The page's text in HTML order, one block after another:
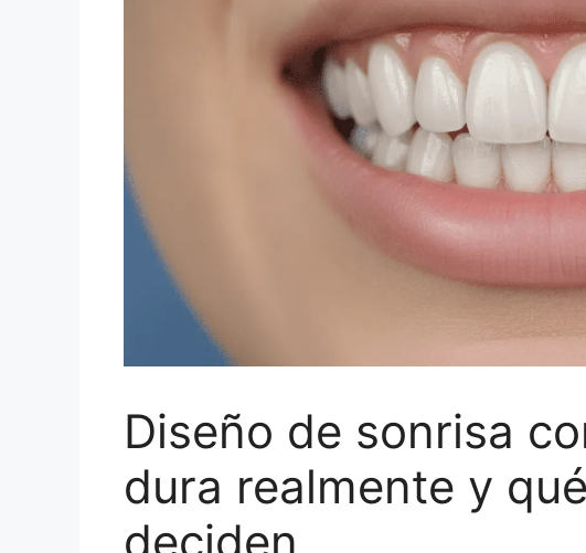
Diseño de sonrisa
dura realmente y
deciden